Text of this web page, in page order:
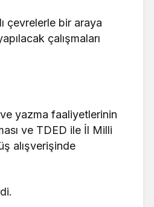
çevrelerle bir araya
çalışmaları
yazma faaliyetlerinin
ve TDED ile İl Milli
alışverişinde